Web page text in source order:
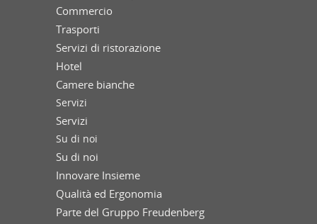
Commercio
Trasporti
Servizi di ristorazione
Hotel
Camere bianche
Servizi
Servizi
Su di noi
Su di noi
Innovare Insieme
Qualità ed Ergonomia
Parte del Gruppo Freudenberg